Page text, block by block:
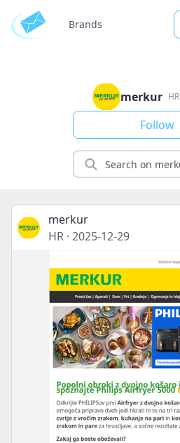
Brands
merkur HR
Follow
merkur
HR · 2025-12-29